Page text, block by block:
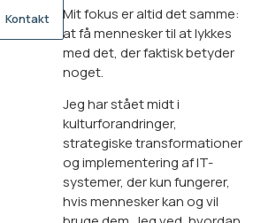
Kontakt
Mit fokus er altid det samme:
at få mennesker til at lykkes
med det, der faktisk betyder
noget.
Jeg har stået midt i
kulturforandringer,
strategiske transformationer
og implementering af IT-
systemer, der kun fungerer,
hvis mennesker kan og vil